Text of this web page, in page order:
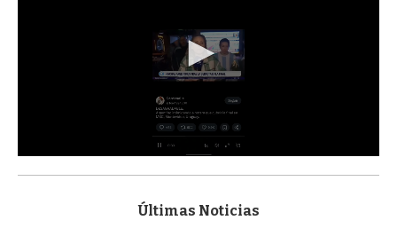
s
Últimas Noticias